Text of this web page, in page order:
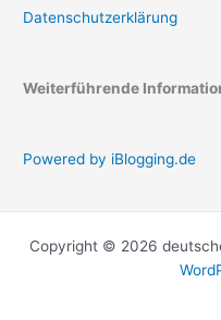
Datenschutzerklärung
Weiterführende
Powered by iBlogging.de
Copyright © 2026